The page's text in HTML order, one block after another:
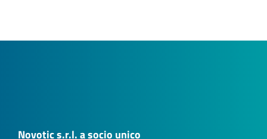
Novotic s.r.l. a socio unico